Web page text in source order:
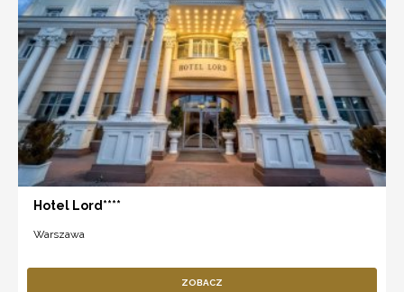
Hotel Lord****
Warszawa
ZOBACZ